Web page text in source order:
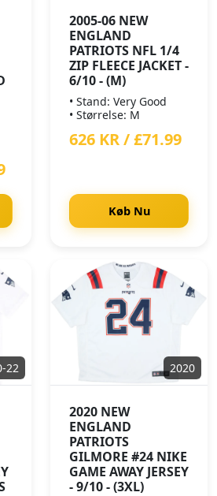
2005-06 NEW
ENGLAND
PATRIOTS NFL 1/4
ZIP FLEECE JACKET -
6/10 - (M)
• Stand: Very Good
• Størrelse: M
626 KR / £71.99
Køb Nu
22 2020
2020 NEW
ENGLAND
PATRIOTS
GILMORE #24 NIKE
GAME AWAY JERSEY
- 9/10 - (3XL)